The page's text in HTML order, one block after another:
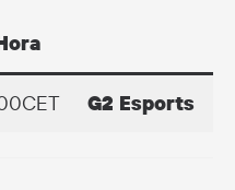
G2 Esports